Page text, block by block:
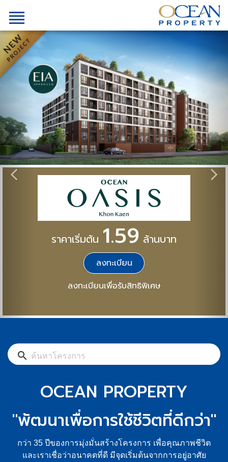
ราคาเริ่มต้น 1.59 ล้านบาท
ลงทะเบียน
ลงทะเบียนเพื่อรับสิทธิพิเศษ
search
OCEAN PROPERTY
"พัฒนาเพื่อการใช้ชีวิตที่ดีกว่า"
กว่า 35 ปีของการมุ่งมั่นสร้างโครงการ เพื่อคุณภาพชีวิต
และเราเชื่อว่าอนาคตที่ดี มีจุดเริ่มต้นจากการอยู่อาศัย